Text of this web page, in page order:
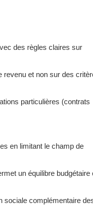
des règles claires sur
revenu et non sur des
particulières (contrats
en limitant le champ de
un équilibre budgétaire
sociale complémentaire